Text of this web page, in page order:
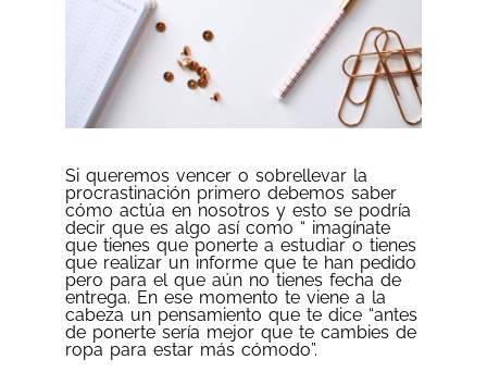
Si queremos vencer o sobrellevar la
procrastinación primero debemos saber
cómo actúa en nosotros y esto se podría
decir que es algo así como “ imagínate
que tienes que ponerte a estudiar o tienes
que realizar un informe que te han pedido
pero para el que aún no tienes fecha de
entrega. En ese momento te viene a la
cabeza un pensamiento que te dice “antes
de ponerte sería mejor que te cambies de
ropa para estar más cómodo”.